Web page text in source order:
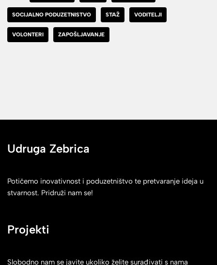
SOCIJALNO PODUZETNISTVO STAŽ VODITELJI
VOLONTERI ZAPOŠLJAVANJE
Udruga Zebrica
Potičemo inovativnost i poduzetništvo te pretvaranje ideja u
stvarnost. Pridruži nam se!
Projekti
Slobodno nam se javite ukoliko želite surađivati s nama